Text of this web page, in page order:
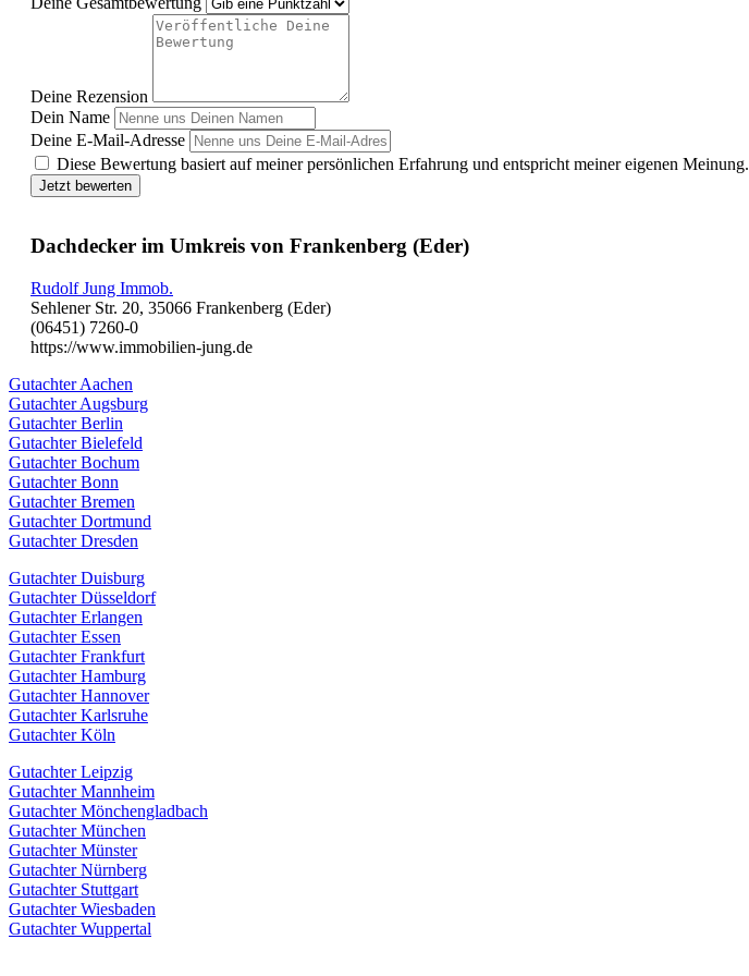
Deine Rezension
Dein Name
Deine E-Mail-Adresse
Diese Bewertung basiert auf meiner persönlichen Erfahrung und entspricht meiner eigenen Meinung.
Jetzt bewerten
Dachdecker im Umkreis von Frankenberg (Eder)
Rudolf Jung Immob.
Sehlener Str. 20, 35066 Frankenberg (Eder)
(06451) 7260-0
https://www.immobilien-jung.de
Gutachter Aachen
Gutachter Augsburg
Gutachter Berlin
Gutachter Bielefeld
Gutachter Bochum
Gutachter Bonn
Gutachter Bremen
Gutachter Dortmund
Gutachter Dresden
Gutachter Duisburg
Gutachter Düsseldorf
Gutachter Erlangen
Gutachter Essen
Gutachter Frankfurt
Gutachter Hamburg
Gutachter Hannover
Gutachter Karlsruhe
Gutachter Köln
Gutachter Leipzig
Gutachter Mannheim
Gutachter Mönchengladbach
Gutachter München
Gutachter Münster
Gutachter Nürnberg
Gutachter Stuttgart
Gutachter Wiesbaden
Gutachter Wuppertal